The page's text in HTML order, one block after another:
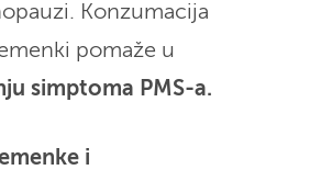
Konzumacija
pomaže u
simptoma PMS-a.
i